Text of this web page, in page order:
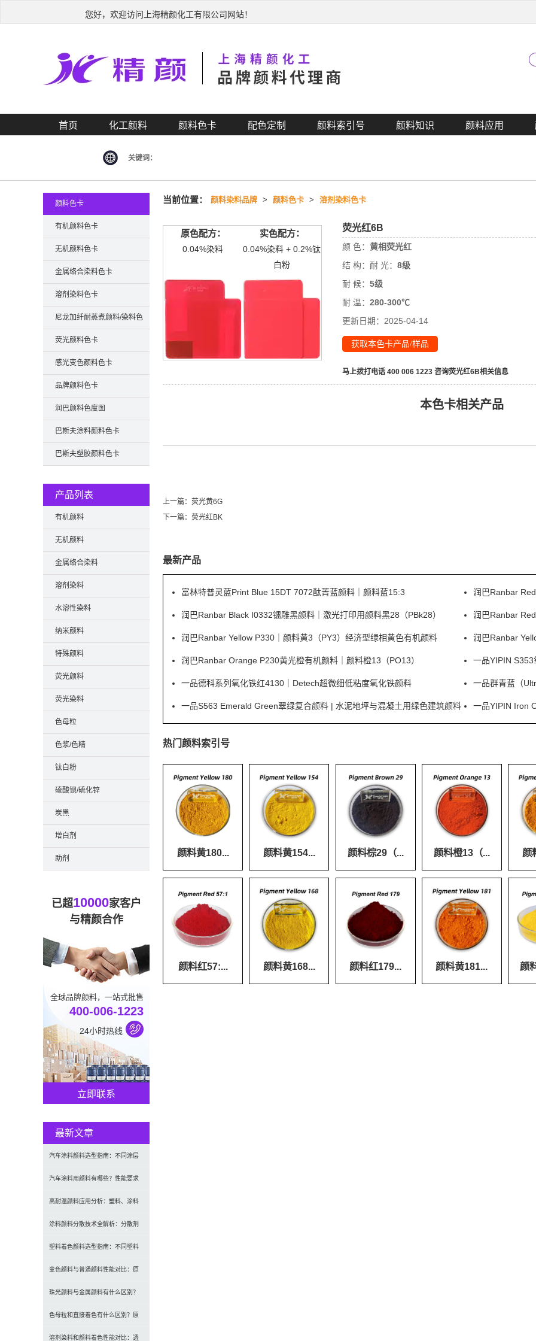
您好，欢迎访问上海精颜化工有限公司网站！
首页 化工颜料 颜料色卡 配色定制 颜料索引号 颜料知识 颜料应用
关键词：
当前位置： 颜料染料品牌 > 颜料色卡 > 溶剂染料色卡
原色配方：
0.04%染料
实色配方：
0.04%染料 + 0.2%钛
白粉
荧光红6B
颜 色： 黄相荧光红
结 构： 耐 光： 8级
耐 候： 5级
耐 温： 280-300℃
更新日期： 2025-04-14
获取本色卡产品/样品
马上拨打电话 400 006 1223 咨询荧光红6B相关信息
本色卡相关产品
上一篇： 荧光黄6G
下一篇： 荧光红BK
最新产品
富林特普灵蓝Print Blue 15DT 7072酞菁蓝颜料｜颜料蓝15:3 润巴Ranbar
润巴Ranbar Black I0332镭雕黑颜料｜激光打印用颜料黑28（PBk28） 润巴Ranbar
润巴Ranbar Yellow P330｜颜料黄3（PY3）经济型绿相黄色有机颜料 润巴Ranbar
润巴Ranbar Orange P230黄光橙有机颜料｜颜料橙13（PO13） 一品YIPIN
一品德科系列氧化铁红4130｜Detech超微细低粘度氧化铁颜料 一品群青蓝（
一品S563 Emerald Green翠绿复合颜料 | 水泥地坪与混凝土用绿色建筑颜料 一品YIPIN Iron
热门颜料索引号
颜料黄180... 颜料黄154... 颜料棕29（... 颜料橙13（... 颜
颜料红57:... 颜料黄168... 颜料红179... 颜料黄181... 颜
颜料色卡
有机颜料色卡
无机颜料色卡
金属络合染料色卡
溶剂染料色卡
尼龙加纤耐蒸煮颜料/染料色
卡
荧光颜料色卡
感光变色颜料色卡
品牌颜料色卡
润巴颜料色度图
巴斯夫涂料颜料色卡
巴斯夫塑胶颜料色卡
产品列表
有机颜料
无机颜料
金属络合染料
溶剂染料
水溶性染料
纳米颜料
特殊颜料
荧光颜料
荧光染料
色母粒
色浆/色精
钛白粉
硫酸钡/硫化锌
炭黑
增白剂
助剂
已超10000家客户
与精颜合作
全球品牌颜料，一站式批售
400-006-1223
24小时热线
立即联系
最新文章
汽车涂料颜料选型指南：不同涂层
应用要求、OEM与修补漆用颜料区
别及常见问题
汽车涂料用颜料有哪些？性能要求
及常用颜料类型介绍
高耐温颜料应用分析：塑料、涂料
及工程材料的选型原则与行业实践
涂料颜料分散技术全解析：分散剂
选型、研磨工艺及常见问题解决
塑料着色颜料选型指南：不同塑料
材料如何选择合适颜料？
变色颜料与普通颜料性能对比：原
理、特点及应用差异解析
珠光颜料与金属颜料有什么区别？
原理、效果与应用对比
色母粒和直接着色有什么区别？原
理、性能与应用全面对比
溶剂染料和颜料着色性能对比：透